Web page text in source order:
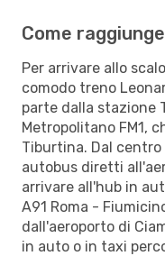
Come
Per arrivare allo
comodo treno
parte dalla stazione
Metropolitano FM1,
Tiburtina. Dal
autobus diretti
arrivare all'hub in
A91 Roma -
dall'aeroporto di
in auto o in taxi